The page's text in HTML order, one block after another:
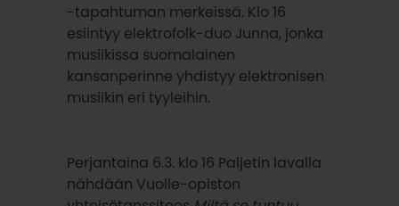
-tapahtuman merkeissä. Klo 16
esiintyy elektrofolk-duo Junna, jonka
musiikissa suomalainen
kansanperinne yhdistyy elektronisen
musiikin eri tyyleihin.
Perjantaina 6.3. klo 16 Paljetin lavalla
nähdään Vuolle-opiston